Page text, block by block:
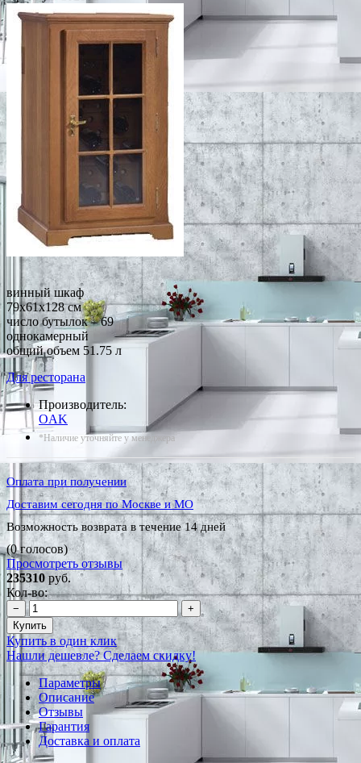
винный шкаф
79x61x128 см
число бутылок – 69
однокамерный
общий объем 51.75 л
Для ресторана
Производитель:
OAK
*Наличие уточняйте у менеджера
Оплата при получении
Доставим сегодня по Москве и МО
Возможность возврата в течение 14 дней
(0 голосов)
Просмотреть отзывы
235310 руб.
Кол-во:
−
+
Купить
Купить в один клик
Нашли дешевле? Сделаем скидку!
Параметры
Описание
Отзывы
Гарантия
Доставка и оплата